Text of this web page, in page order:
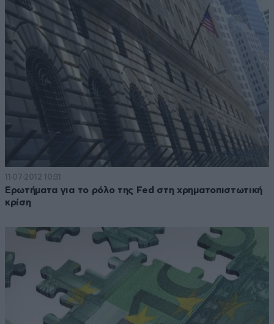
11·07·2012 10:31
Ερωτήματα για το ρόλο της Fed στη χρηματοπιστωτική
κρίση